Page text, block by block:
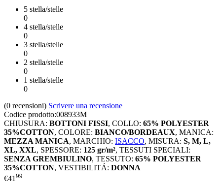
5 stella/stelle
0
4 stella/stelle
0
3 stella/stelle
0
2 stella/stelle
0
1 stella/stelle
0
(0 recensioni) Scrivere una recensione
Codice prodotto:008933M
CHIUSURA: BOTTONI FISSI, COLLO: 65% POLYESTER
35%COTTON, COLORE: BIANCO/BORDEAUX, MANICA:
MEZZA MANICA, MARCHIO: ISACCO, MISURA: S, M, L,
XL, XXL, SPESSORE: 125 gr/m², TESSUTI SPECIALI:
SENZA GREMBIULINO, TESSUTO: 65% POLYESTER
35%COTTON, VESTIBILITÁ: DONNA
€41 99